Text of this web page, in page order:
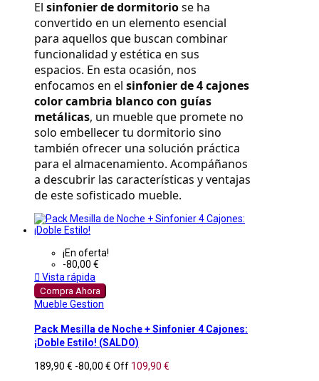
El sinfonier de dormitorio se ha
convertido en un elemento esencial
para aquellos que buscan combinar
funcionalidad y estética en sus
espacios. En esta ocasión, nos
enfocamos en el sinfonier de 4 cajones
color cambria blanco con guías
metálicas, un mueble que promete no
solo embellecer tu dormitorio sino
también ofrecer una solución práctica
para el almacenamiento. Acompáñanos
a descubrir las características y ventajas
de este sofisticado mueble.
¡En oferta!
-80,00 €
 Vista rápida
Compra Ahora
Mueble Gestion
Pack Mesilla de Noche + Sinfonier 4 Cajones:
¡Doble Estilo! (SALDO)
189,90 € -80,00 € Off 109,90 €